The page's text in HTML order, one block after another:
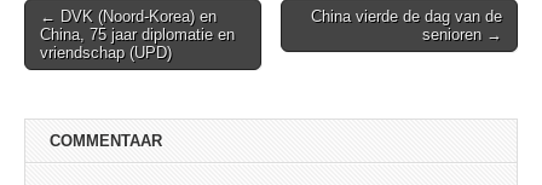
Post
navigation
← DVK (Noord-Korea) en
China, 75 jaar diplomatie en
vriendschap (UPD)
China vierde de dag van de
senioren →
COMMENTAAR